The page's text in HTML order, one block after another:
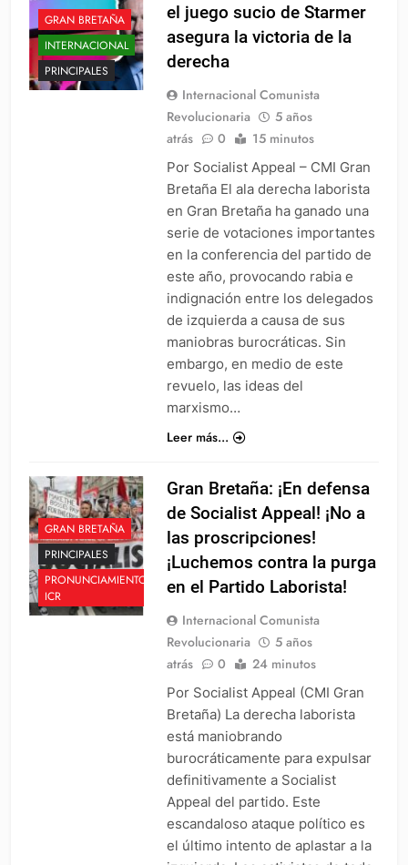
GRAN BRETAÑA
INTERNACIONAL
PRINCIPALES
el juego sucio de Starmer
asegura la victoria de la
derecha
Internacional Comunista
Revolucionaria
5 años
atrás
0 15 minutos
Por Socialist Appeal – CMI Gran
Bretaña El ala derecha laborista
en Gran Bretaña ha ganado una
serie de votaciones importantes
en la conferencia del partido de
este año, provocando rabia e
indignación entre los delegados
de izquierda a causa de sus
maniobras burocráticas. Sin
embargo, en medio de este
revuelo, las ideas del
marxismo…
Leer más...
GRAN BRETAÑA
PRINCIPALES
PRONUNCIAMIENTO
ICR
Gran Bretaña: ¡En defensa
de Socialist Appeal! ¡No a
las proscripciones!
¡Luchemos contra la purga
en el Partido Laborista!
Internacional Comunista
Revolucionaria
5 años
atrás
0 24 minutos
Por Socialist Appeal (CMI Gran
Bretaña) La derecha laborista
está maniobrando
burocráticamente para expulsar
definitivamente a Socialist
Appeal del partido. Este
escandaloso ataque político es
el último intento de aplastar a la